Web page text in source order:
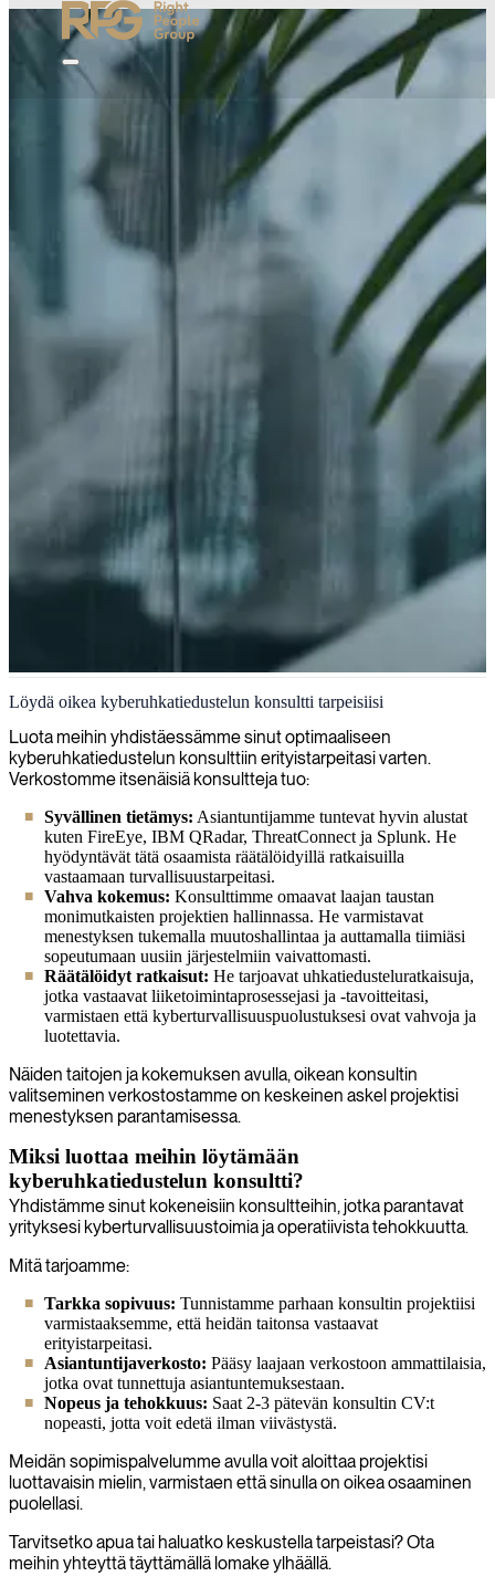
Kyberuhkatiedustelu
Paljastamme ja neutralisoimme digitaaliset uhat kattavan
kyberuhkatiedustelumme avulla, joka on suunniteltu auttamaan
sinua pysymään haitallisten toimijoiden ja kehittyneiden
Löydä oikea kyberuhkatiedustelun konsultti tarpeisiisi
Luota meihin yhdistäessämme sinut optimaaliseen
kyberuhkatiedustelun konsulttiin erityistarpeitasi varten.
Verkostomme itsenäisiä konsultteja tuo:
Syvällinen tietämys: Asiantuntijamme tuntevat hyvin alustat
kuten FireEye, IBM QRadar, ThreatConnect ja Splunk. He
hyödyntävät tätä osaamista räätälöidyillä ratkaisuilla
vastaamaan turvallisuustarpeitasi.
Vahva kokemus: Konsulttimme omaavat laajan taustan
monimutkaisten projektien hallinnassa. He varmistavat
menestyksen tukemalla muutoshallintaa ja auttamalla tiimiäsi
sopeutumaan uusiin järjestelmiin vaivattomasti.
Räätälöidyt ratkaisut: He tarjoavat uhkatiedusteluratkaisuja,
jotka vastaavat liiketoimintaprosessejasi ja -tavoitteitasi,
varmistaen että kyberturvallisuuspuolustuksesi ovat vahvoja ja
luotettavia.
Näiden taitojen ja kokemuksen avulla, oikean konsultin
valitseminen verkostostamme on keskeinen askel projektisi
menestyksen parantamisessa.
Miksi luottaa meihin löytämään
kyberuhkatiedustelun konsultti?
Yhdistämme sinut kokeneisiin konsultteihin, jotka parantavat
yrityksesi kyberturvallisuustoimia ja operatiivista tehokkuutta.
Mitä tarjoamme:
Tarkka sopivuus: Tunnistamme parhaan konsultin projektiisi
varmistaaksemme, että heidän taitonsa vastaavat
erityistarpeitasi.
Asiantuntijaverkosto: Pääsy laajaan verkostoon ammattilaisia,
jotka ovat tunnettuja asiantuntemuksestaan.
Nopeus ja tehokkuus: Saat 2-3 pätevän konsultin CV:t
nopeasti, jotta voit edetä ilman viivästystä.
Meidän sopimispalvelumme avulla voit aloittaa projektisi
luottavaisin mielin, varmistaen että sinulla on oikea osaaminen
puolellasi.
Tarvitsetko apua tai haluatko keskustella tarpeistasi? Ota
meihin yhteyttä täyttämällä lomake ylhäällä.